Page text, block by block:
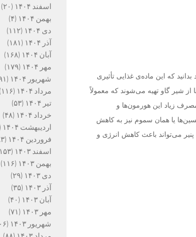
که این ماده‌ی غذایی تأثیری
شیر گاو تهیه می‌شوند که معمولاً
زیاد این هورمون‌ها و
یا همان سموم نیز به کاهش
می‌تواند باعث کاهش انرژی و
اسفند ۱۴۰۴
(۲۰)
بهمن ۱۴۰۴
(۴)
دی ۱۴۰۴
(۱۱۲)
آذر ۱۴۰۴
(۱۸۱)
آبان ۱۴۰۴
(۱۶۸)
مهر ۱۴۰۴
(۱۷۹)
شهریور ۱۴۰۴
(۱۹۱)
مرداد ۱۴۰۴
(۱۱۶)
تیر ۱۴۰۴
(۵۳)
خرداد ۱۴۰۴
(۴۸)
اردیبهشت ۱۴۰۴
(۱۴۶)
فروردین ۱۴۰۴
(۸۳)
اسفند ۱۴۰۳
(۱۵۳)
بهمن ۱۴۰۳
(۱۱۶)
دی ۱۴۰۳
(۲۹)
آذر ۱۴۰۳
(۳۵)
آبان ۱۴۰۳
(۴۰)
مهر ۱۴۰۳
(۷۱)
شهریور ۱۴۰۳
(۱۰۶)